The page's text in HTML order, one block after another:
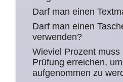
Darf man einen
Darf man einen
verwenden?
Wieviel Prozent muss
Prüfung erreichen,
aufgenommen zu